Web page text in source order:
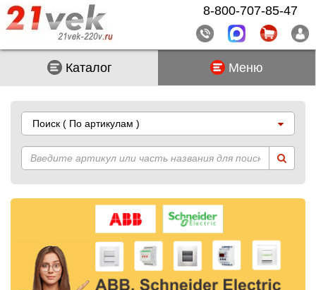
Каталог Меню
Поиск ( По артикулам )
8-800-707-85-47